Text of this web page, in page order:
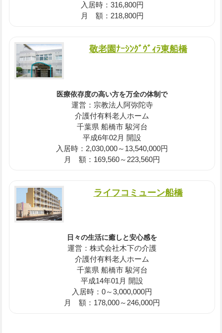
入居時：316,800円
月 額：218,800円
敬老園ﾅｰｼﾝｸﾞｳﾞｨﾗ東船橋
医療依存度の高い方を万全の体制で
運営：宗教法人阿弥陀寺
介護付有料老人ホーム
千葉県 船橋市 駿河台
平成6年02月 開設
入居時：2,030,000～13,540,000円
月 額：169,560～223,560円
ライフコミューン船橋
日々の生活に癒しと安心感を
運営：株式会社木下の介護
介護付有料老人ホーム
千葉県 船橋市 駿河台
平成14年01月 開設
入居時：0～3,000,000円
月 額：178,000～246,000円